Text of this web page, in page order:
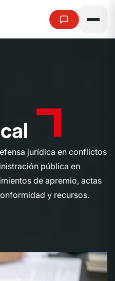
cal
jurídica en conflictos
pública en
de apremio, actas
y recursos.